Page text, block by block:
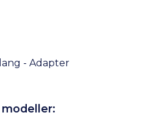
- Adapter
modeller: